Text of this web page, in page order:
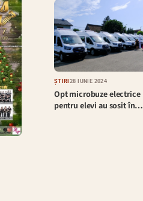
ȘTIRI 28 IUNIE 2024
Opt microbuze electrice
pentru elevi au sosit în…